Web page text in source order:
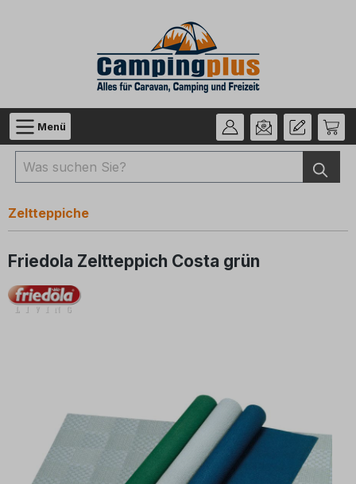
Zum Hauptinhalt springen
Menü
Zeltteppiche
Friedola Zeltteppich Costa grün